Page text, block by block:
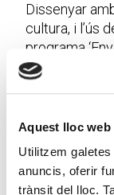
Aquest lloc
Utilitzem
anuncis, oferir
trànsit del lloc.
Dissenyar
cultura, i l’ús
programa
Crèdit Andorrà